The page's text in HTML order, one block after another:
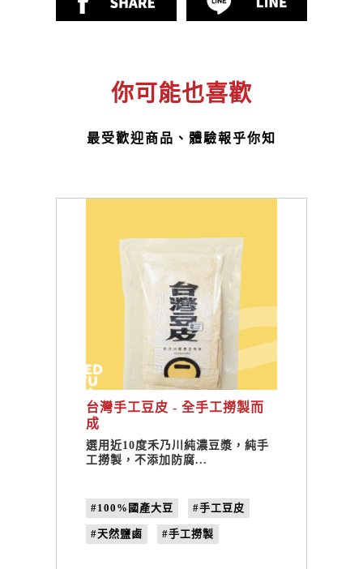
你可能也喜歡
最受歡迎商品、體驗報乎你知
台灣手工豆皮 - 全手工撈製而
成
選用近10度禾乃川純濃豆漿，純手
工撈製，不添加防腐...
#100%國產大豆 #手工豆皮
#天然鹽鹵 #手工撈製